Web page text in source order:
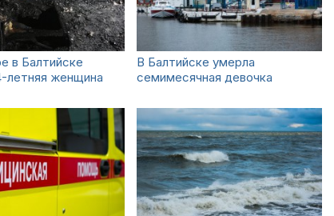
в Балтийске
летняя женщина
В Балтийске умерла
семимесячная девочка